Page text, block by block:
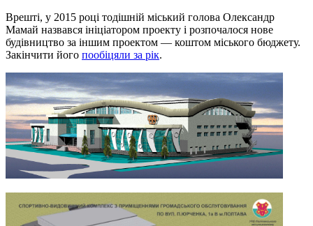
Врешті, у 2015 році тодішній міський голова Олександр
Мамай назвався ініціатором проекту і розпочалося нове
будівництво за іншим проектом — коштом міського бюджету.
Закінчити його пообіцяли за рік.